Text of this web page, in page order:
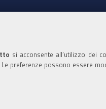
si acconsente all’utilizzo dei
preferenze possono essere